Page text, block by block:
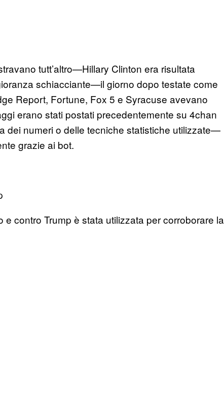
tutt’altro—Hillary Clinton era risultata
schiacciante—il giorno dopo testate come
Report, Fortune, Fox 5 e Syracuse avevano
erano stati postati precedentemente su 4chan
dei numeri o delle tecniche statistiche utilizzate—
grazie ai bot.
contro Trump è stata utilizzata per corroborare la